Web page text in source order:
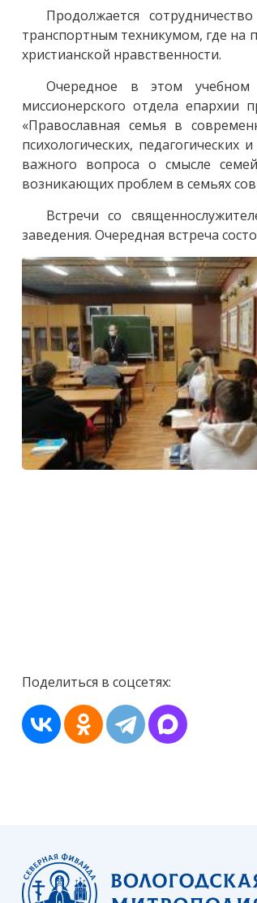
Продолжается
транспортным техникумом, где на
христианской нравственности.
Очередное в этом учебном
миссионерского отдела епархии
«Православная семья в
психологических,
важного вопроса о смысле
возникающих проблем в семьях
Встречи со
заведения. Очередная встреча
Поделиться в соцсетях: